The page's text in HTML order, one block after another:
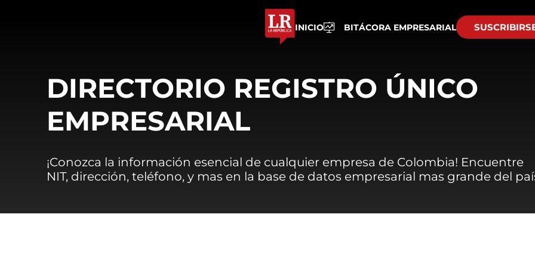
INICIO BITÁCORA EMPRESARIAL
DIRECTORIO REGISTRO ÚNICO
EMPRESARIAL
¡Conozca la información esencial de cualquier empresa de Colombia! Encuentre
NIT, dirección, teléfono, y mas en la base de datos empresarial mas grande del